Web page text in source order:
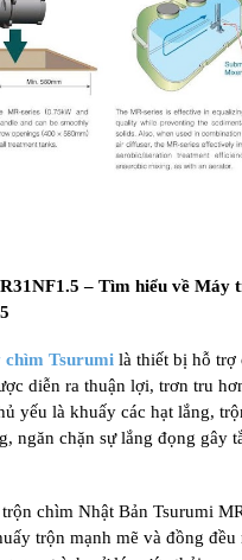
– Tìm hiểu về Máy
chìm Tsurumi là thiết bị hỗ
diễn ra thuận lợi, trơn tru
yếu là khuấy các hạt lắng,
ngăn chặn sự lắng đọng gây
chìm Nhật Bản Tsurumi
trộn mạnh mẽ và đồng đều